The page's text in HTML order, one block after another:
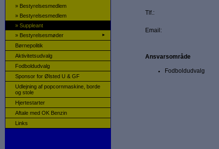
» Bestyrelsesmedlem
» Bestyrelsesmedlem
» Suppleant
►
» Bestyrelsesmøder
Børnepolitik
Aktivitetsudvalg
Fodboldudvalg
Sponsor for Ølsted U & GF
Udlejning af popcornmaskine, borde
og stole
Hjertestarter
Aftale med OK Benzin
Links
Tlf.:
Email:
Ansvarsområde
​Fodboldudvalg